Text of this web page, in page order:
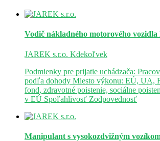
Vodič nákladného motorového vozidla
JAREK s.r.o. Kdekoľvek
Podmienky pre prijatie uchádzača:
podľa dohody Miesto výkonu: EÚ, UA,
fond, zdravotné poistenie, sociálne
v EÚ Spoľahlivosť Zodpovednosť
Manipulant s vysokozdvižným